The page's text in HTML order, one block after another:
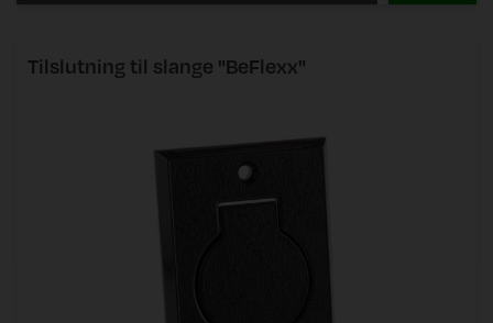
Tilslutning til slange "BeFlexx"